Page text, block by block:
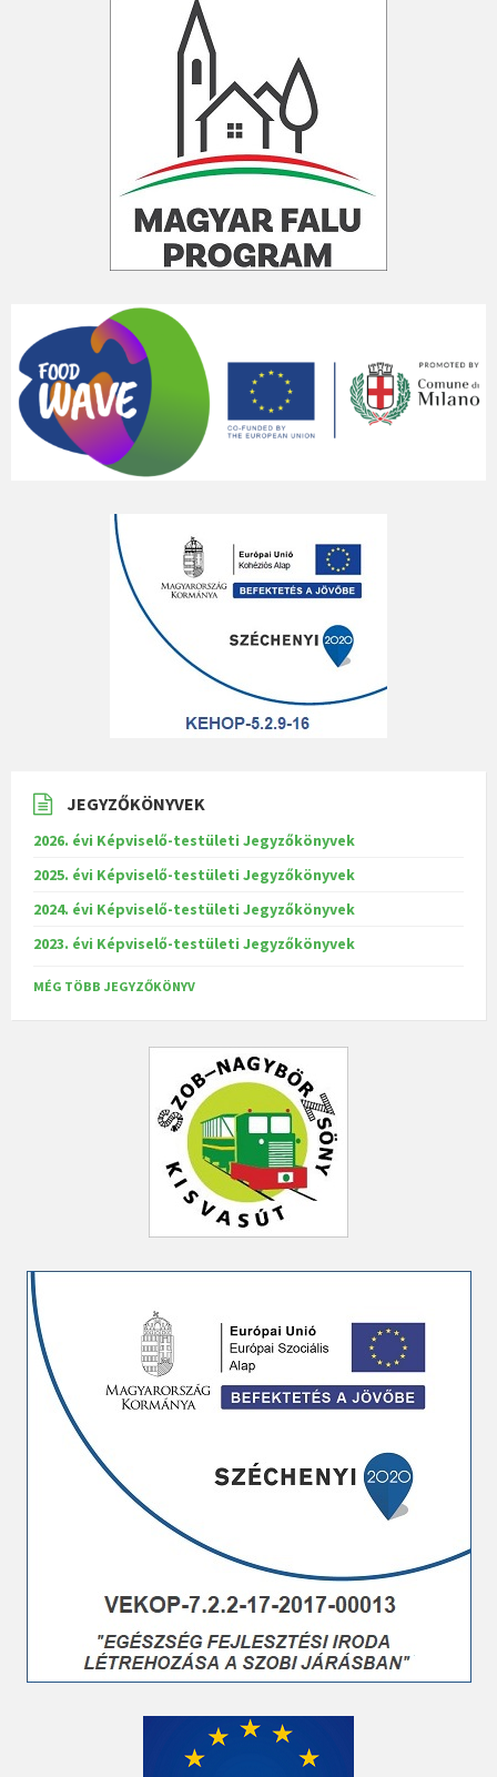
JEGYZŐKÖNYVEK
2026. évi Képviselő-testületi Jegyzőkönyvek
2025. évi Képviselő-testületi Jegyzőkönyvek
2024. évi Képviselő-testületi Jegyzőkönyvek
2023. évi Képviselő-testületi Jegyzőkönyvek
MÉG TÖBB JEGYZŐKÖNYV